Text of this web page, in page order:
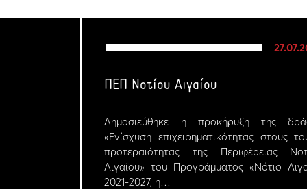
ΠΕΠ Νοτίου Αιγαίου
Δημοσιεύθηκε η προκήρυξη της
«Ενίσχυση επιχειρηματικότητας στους
προτεραιότητας της Περιφέρειας
Αιγαίου» του Προγράμματος «Νότιο
2021-2027, η…